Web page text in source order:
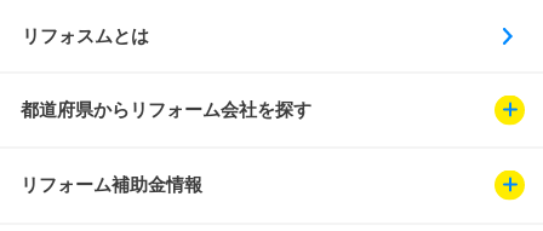
リフォスムとは
都道府県からリフォーム会社を探す
リフォーム補助金情報